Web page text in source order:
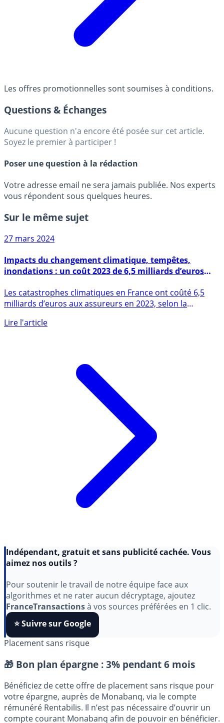
Les offres promotionnelles sont soumises à conditions.
Questions & Échanges
Aucune question n'a encore été posée sur cet article.
Soyez le premier à participer !
Poser une question à la rédaction
Votre adresse email ne sera jamais publiée. Nos experts
vous répondent sous quelques heures.
Sur le même sujet
27 mars 2024
Impacts du changement climatique, tempêtes,
inondations : un coût 2023 de 6,5 milliards d’euros
Les catastrophes climatiques en France ont coûté 6,5
milliards d’euros aux assureurs en 2023, selon la
Lire l'article
Indépendant, gratuit et sans publicité cachée. Vous
aimez nos outils ?
Pour soutenir le travail de notre équipe face aux
algorithmes et ne rater aucun décryptage, ajoutez
FranceTransactionsà vos sources préférées en 1 clic.
⭐️ Suivre sur Google
Placement sans risque
🎁 Bon plan épargne : 3% pendant 6 mois
Bénéficiez de cette offre de placement sans risque pour
votre épargne, auprès de Monabanq, via le compte
rémunéré Rentabilis. Il n’est pas nécessaire d’ouvrir un
compte courant Monabanq afin de pouvoir en bénéficier.